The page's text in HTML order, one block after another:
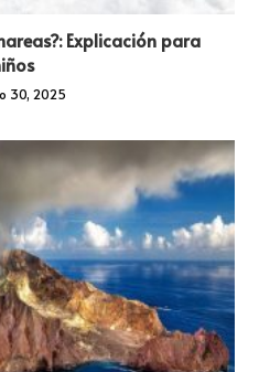
Explicación para
30, 2025